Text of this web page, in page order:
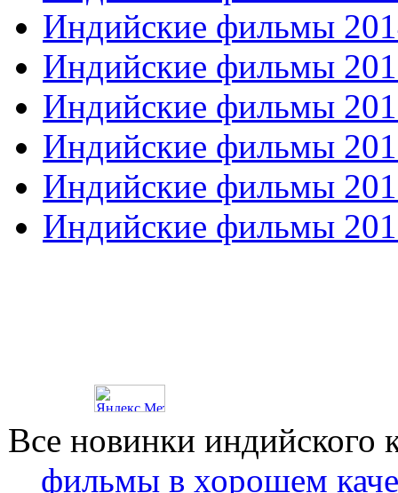
Индийские фильмы
Индийские фильмы
Индийские фильмы
Индийские фильмы
Индийские фильмы
Индийские фильмы
Все новинки
фильмы в хорошем